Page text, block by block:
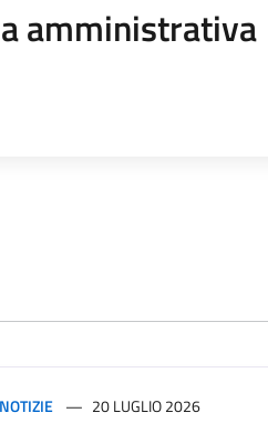
amministrativa
NOTIZIE 20 LUGLIO 2026